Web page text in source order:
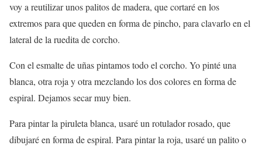
voy a reutilizar unos palitos de madera, que cortaré en los
extremos para que queden en forma de pincho, para clavarlo en el
lateral de la ruedita de corcho.
Con el esmalte de uñas pintamos todo el corcho. Yo pinté una
blanca, otra roja y otra mezclando los dos colores en forma de
espiral. Dejamos secar muy bien.
Para pintar la piruleta blanca, usaré un rotulador rosado, que
dibujaré en forma de espiral. Para pintar la roja, usaré un palito o